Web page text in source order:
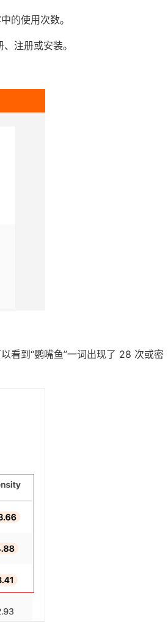
的使用次数。
注册或安装。
看到“鹦嘴鱼”一词出现了 28 次或密